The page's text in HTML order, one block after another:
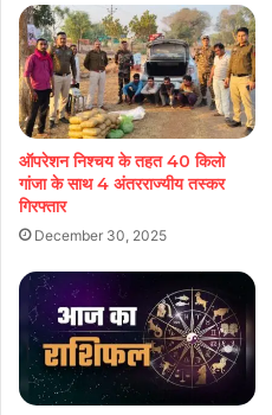
ऑपरेशन निश्चय के तहत 40 किलो
गांजा के साथ 4 अंतरराज्यीय तस्कर
गिरफ्तार
December 30, 2025